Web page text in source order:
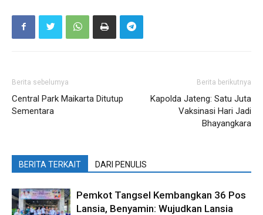
Berita sebelumya
Central Park Maikarta Ditutup
Sementara
Berita berikutnya
Kapolda Jateng: Satu Juta
Vaksinasi Hari Jadi
Bhayangkara
BERITA TERKAIT DARI PENULIS
Pemkot Tangsel Kembangkan 36 Pos
Lansia, Benyamin: Wujudkan Lansia